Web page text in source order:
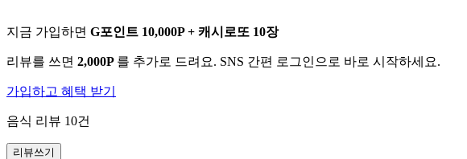
지금 가입하면 G포인트 10,000P + 캐시로또 10장
리뷰를 쓰면 2,000P 를 추가로 드려요. SNS 간편 로그인으로 바로 시작하세요.
가입하고 혜택 받기
음식 리뷰 10건
리뷰쓰기